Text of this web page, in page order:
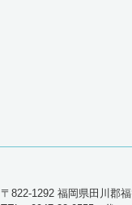
〒822-1292 福岡県田川郡